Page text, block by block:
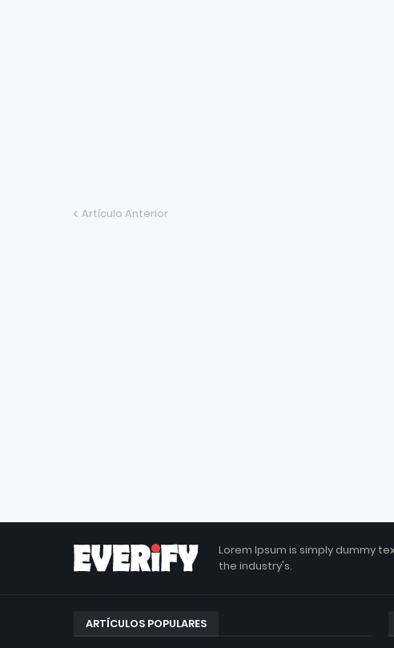
Artículo Anterior
Lorem Ipsum is simply dummy
the industry's.
ARTÍCULOS POPULARES